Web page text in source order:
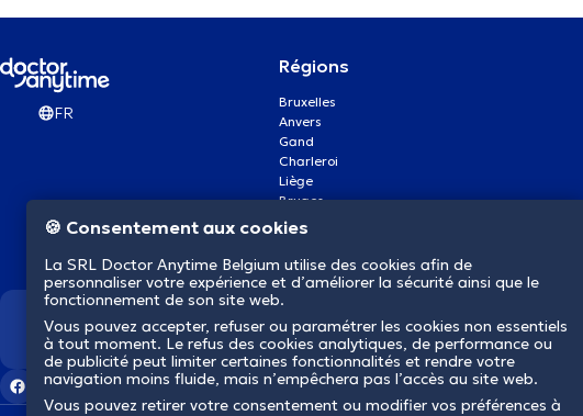
FR
Régions
Bruxelles
Anvers
Gand
Charleroi
Liège
Bruges
Namur
Mons
Aalst Flandre-Orientale
Nous révolutionnons la santé dans
🍪 Consentement aux cookies
La SRL Doctor Anytime Belgium utilise des cookies afin de
personnaliser votre expérience et d’améliorer la sécurité ainsi que le
fonctionnement de son site web.
Vous pouvez accepter, refuser ou paramétrer les cookies non essentiels
à tout moment. Le refus des cookies analytiques, de performance ou
de publicité peut limiter certaines fonctionnalités et rendre votre
navigation moins fluide, mais n’empêchera pas l’accès au site web.
Vous pouvez retirer votre consentement ou modifier vos préférences à